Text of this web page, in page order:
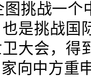
挑战一个
是挑战国
大会，得
向中方重